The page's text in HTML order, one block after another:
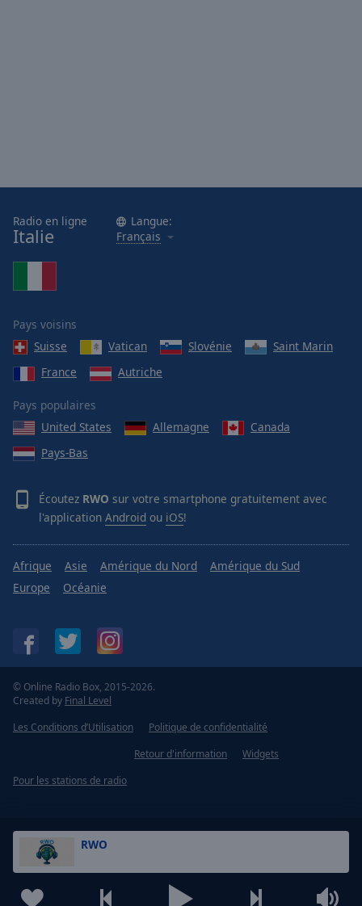
RWO
Radio en ligne
Italie
Langue:
Français
Pays voisins
Suisse
Vatican Slovénie
Saint Marin
France
Autriche
Pays populaires
United States
Allemagne
Canada
Pays-Bas
Écoutez RWO sur votre smartphone gratuitement avec
l'application Android ou iOS!
Afrique Asie Amérique du Nord
Amérique du Sud
Europe
Océanie
© Online Radio Box, 2015-2026.
Created by Final Level
Les Conditions d’Utilisation
Politique de confidentialité
Retour d'information
Widgets
Pour les stations de radio